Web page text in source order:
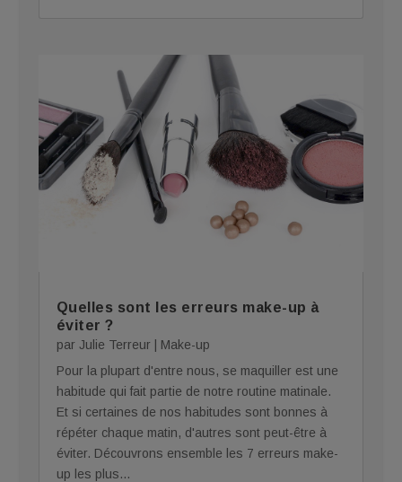
Quelles sont les erreurs make-up à
éviter ?
par Julie Terreur
Make-up
Pour la plupart d'entre nous, se maquiller est une
habitude qui fait partie de notre routine matinale.
Et si certaines de nos habitudes sont bonnes à
répéter chaque matin, d'autres sont peut-être à
éviter. Découvrons ensemble les 7 erreurs make-
up les plus...